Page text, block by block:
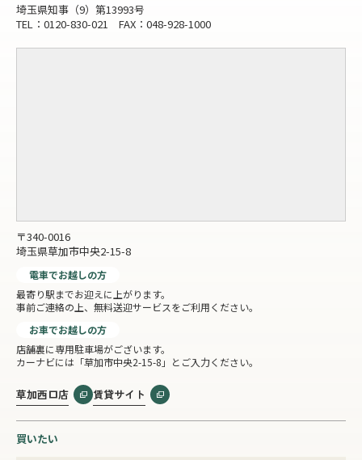
埼玉県知事（9）第13993号
TEL：0120-830-021 FAX：048-928-1000
〒340-0016
埼玉県草加市中央2-15-8
電車でお越しの方
最寄り駅までお迎えに上がります。
事前ご連絡の上、無料送迎サービスをご利用ください。
お車でお越しの方
店舗裏に専用駐車場がございます。
カーナビには「草加市中央2-15-8」とご入力ください。
草加西口店 賃貸サイト
買いたい